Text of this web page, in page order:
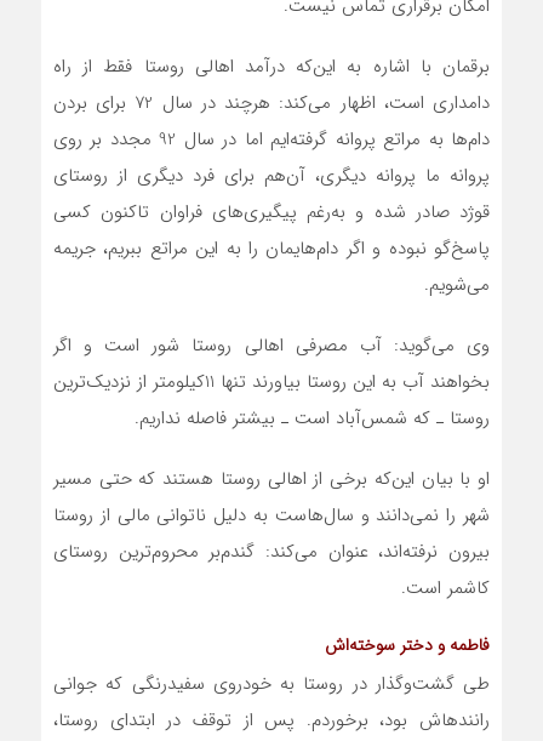
امکان برقراری تماس نیست.
برقمان با اشاره به این‌که درآمد اهالی روستا فقط از راه
دامداری است، اظهار می‌کند: هرچند در سال 72 برای بردن
دام‌ها به مراتع پروانه گرفته‌ایم اما در سال 92 مجدد بر روی
پروانه ما پروانه دیگری، آن‌هم برای فرد دیگری از روستای
قوژد صادر شده و به‌رغم پیگیری‌های فراوان تاکنون کسی
پاسخ‌گو نبوده و اگر دام‌هایمان را به این مراتع ببریم، جریمه
می‌شویم.
وی می‌گوید: آب مصرفی اهالی روستا شور است و اگر
بخواهند آب به این روستا بیاورند تنها 11کیلومتر از نزدیک‌ترین
روستا ـ که شمس‌آباد است ـ بیشتر فاصله ‌نداریم.
او با بیان این‌که برخی از اهالی روستا هستند که حتی مسیر
شهر را نمی‌دانند و سال‌هاست به دلیل ناتوانی مالی از روستا
بیرون نرفته‌اند، عنوان می‌کند: گندم‌بر محروم‌ترین روستای
کاشمر است.
فاطمه و دختر سوخته‌اش
طی گشت‌وگذار در روستا به خودروی سفیدرنگی که جوانی
راننده‏اش بود، برخوردم. پس از توقف در ابتدای روستا،